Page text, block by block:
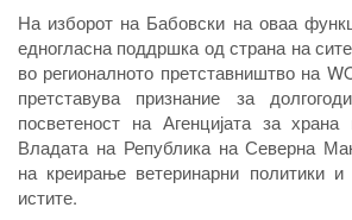
На изборот на Бабовски на оваа
едногласна поддршка од страна на
во регионалното претставништво на
претставува признание за
посветеност на Агенцијата за
Владата на Република на Северна
на креирање ветеринарни политики и
истите.